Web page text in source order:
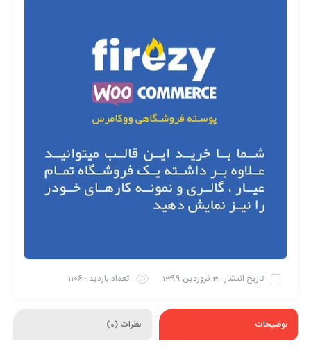
تاریخ انتشار : 3 فروردین 1399 تعداد بازدید : 1106
توضیحات نظرات (0)